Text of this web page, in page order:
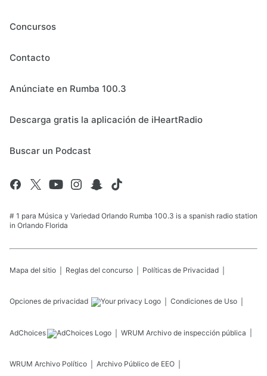
Concursos
Contacto
Anúnciate en Rumba 100.3
Descarga gratis la aplicación de iHeartRadio
Buscar un Podcast
# 1 para Música y Variedad Orlando Rumba 100.3 is a spanish radio station
in Orlando Florida
Mapa del sitio Reglas del concurso Políticas de Privacidad
Opciones de privacidad Condiciones de Uso
AdChoices WRUM Archivo de inspección pública
WRUM Archivo Político Archivo Público de EEO